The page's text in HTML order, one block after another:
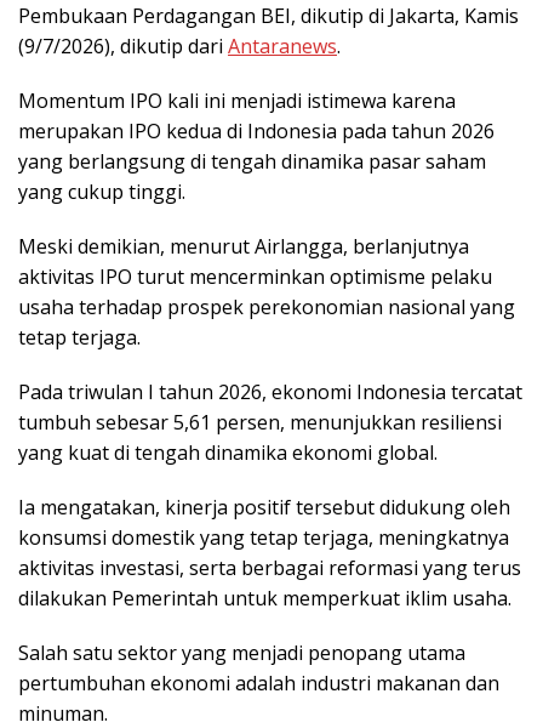
Pembukaan Perdagangan BEI, dikutip di Jakarta, Kamis
(9/7/2026), dikutip dari Antaranews.
Momentum IPO kali ini menjadi istimewa karena
merupakan IPO kedua di Indonesia pada tahun 2026
yang berlangsung di tengah dinamika pasar saham
yang cukup tinggi.
Meski demikian, menurut Airlangga, berlanjutnya
aktivitas IPO turut mencerminkan optimisme pelaku
usaha terhadap prospek perekonomian nasional yang
tetap terjaga.
Pada triwulan I tahun 2026, ekonomi Indonesia tercatat
tumbuh sebesar 5,61 persen, menunjukkan resiliensi
yang kuat di tengah dinamika ekonomi global.
Ia mengatakan, kinerja positif tersebut didukung oleh
konsumsi domestik yang tetap terjaga, meningkatnya
aktivitas investasi, serta berbagai reformasi yang terus
dilakukan Pemerintah untuk memperkuat iklim usaha.
Salah satu sektor yang menjadi penopang utama
pertumbuhan ekonomi adalah industri makanan dan
minuman.